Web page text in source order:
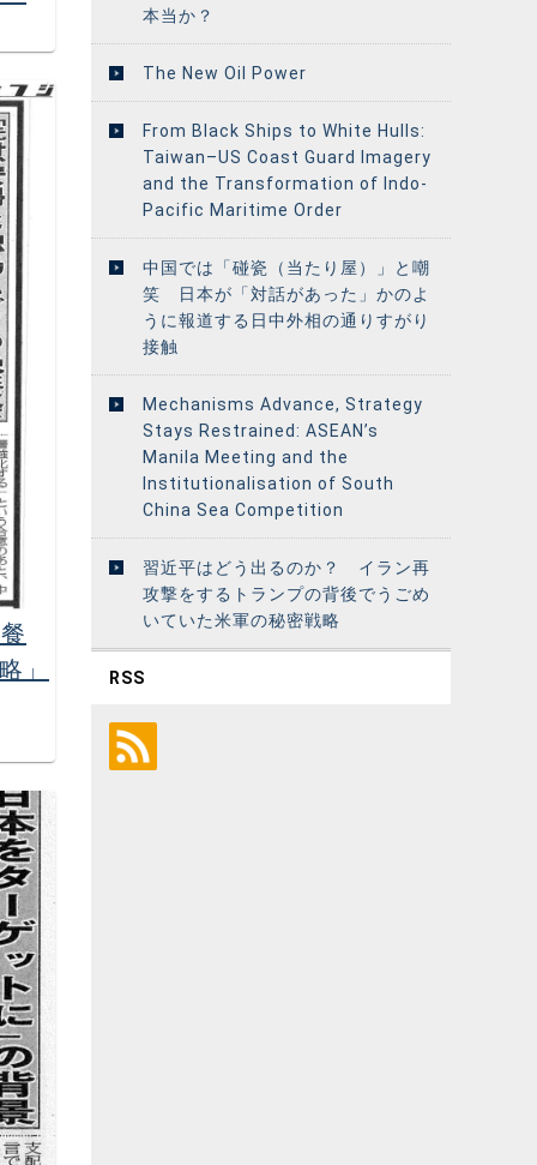
」
本当か？
The New Oil Power
From Black Ships to White Hulls:
Taiwan–US Coast Guard Imagery
and the Transformation of Indo-
Pacific Maritime Order
中国では「碰瓷（当たり屋）」と嘲
笑 日本が「対話があった」かのよ
うに報道する日中外相の通りすがり
接触
Mechanisms Advance, Strategy
Stays Restrained: ASEAN’s
Manila Meeting and the
Institutionalisation of South
China Sea Competition
習近平はどう出るのか？ イラン再
攻撃をするトランプの背後でうごめ
いていた米軍の秘密戦略
RSS